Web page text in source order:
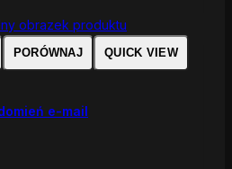
PORÓWNAJ QUICK VIEW
e-mail